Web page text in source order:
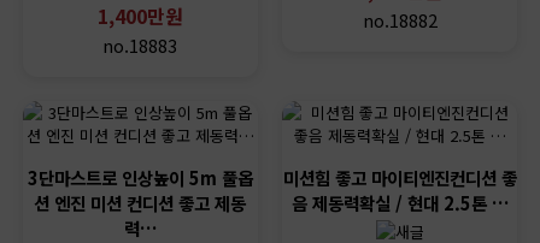
1,400만원
no.18883
no.18882
3단마스트로 인상높이 5m 풀옵
션 엔진 미션 컨디션 좋고 제동
력…
미션힘 좋고 마이티엔진컨디션 좋
음 제동력확실 / 현대 2.5톤 …